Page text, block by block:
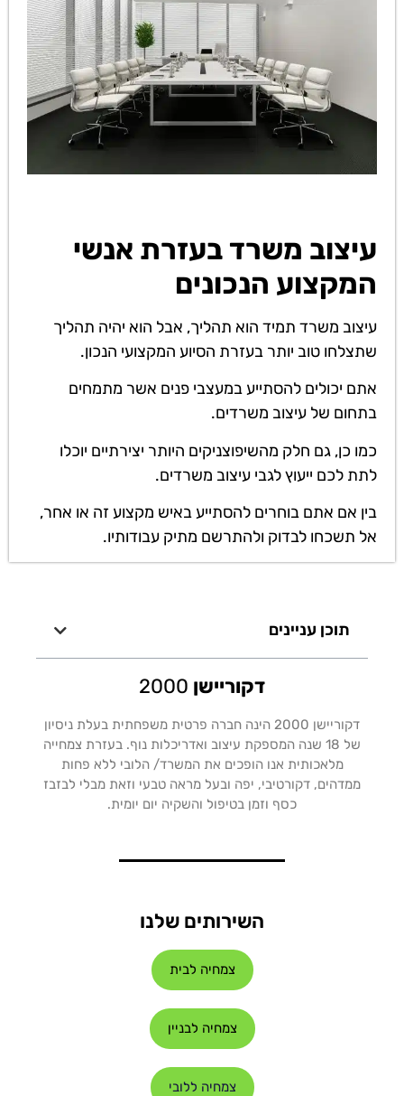
עיצוב משרד בעזרת אנשי
המקצוע הנכונים
עיצוב משרד תמיד הוא תהליך, אבל הוא יהיה תהליך
שתצלחו טוב יותר בעזרת הסיוע המקצועי הנכון.
אתם יכולים להסתייע במעצבי פנים אשר מתמחים
בתחום של עיצוב משרדים.
כמו כן, גם חלק מהשיפוצניקים היותר יצירתיים יוכלו
לתת לכם ייעוץ לגבי עיצוב משרדים.
בין אם אתם בוחרים להסתייע באיש מקצוע זה או אחר,
אל תשכחו לבדוק ולהתרשם מתיק עבודותיו.
תוכן עניינים
דקוריישן 2000
דקוריישן 2000 הינה חברה פרטית משפחתית בעלת ניסיון
של 18 שנה המספקת עיצוב ואדריכלות נוף. בעזרת צמחייה
מלאכותית אנו הופכים את המשרד/ הלובי ללא פחות
ממדהים, דקורטיבי, יפה ובעל מראה טבעי וזאת מבלי לבזבז
כסף וזמן בטיפול והשקיה יום יומית.
השירותים שלנו
צמחיה לבית
צמחיה לבניין
צמחיה ללובי